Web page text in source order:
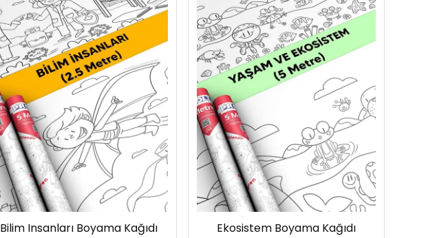
Bilim Insanları Boyama Kağıdı Ekosistem Boyama Kağıdı